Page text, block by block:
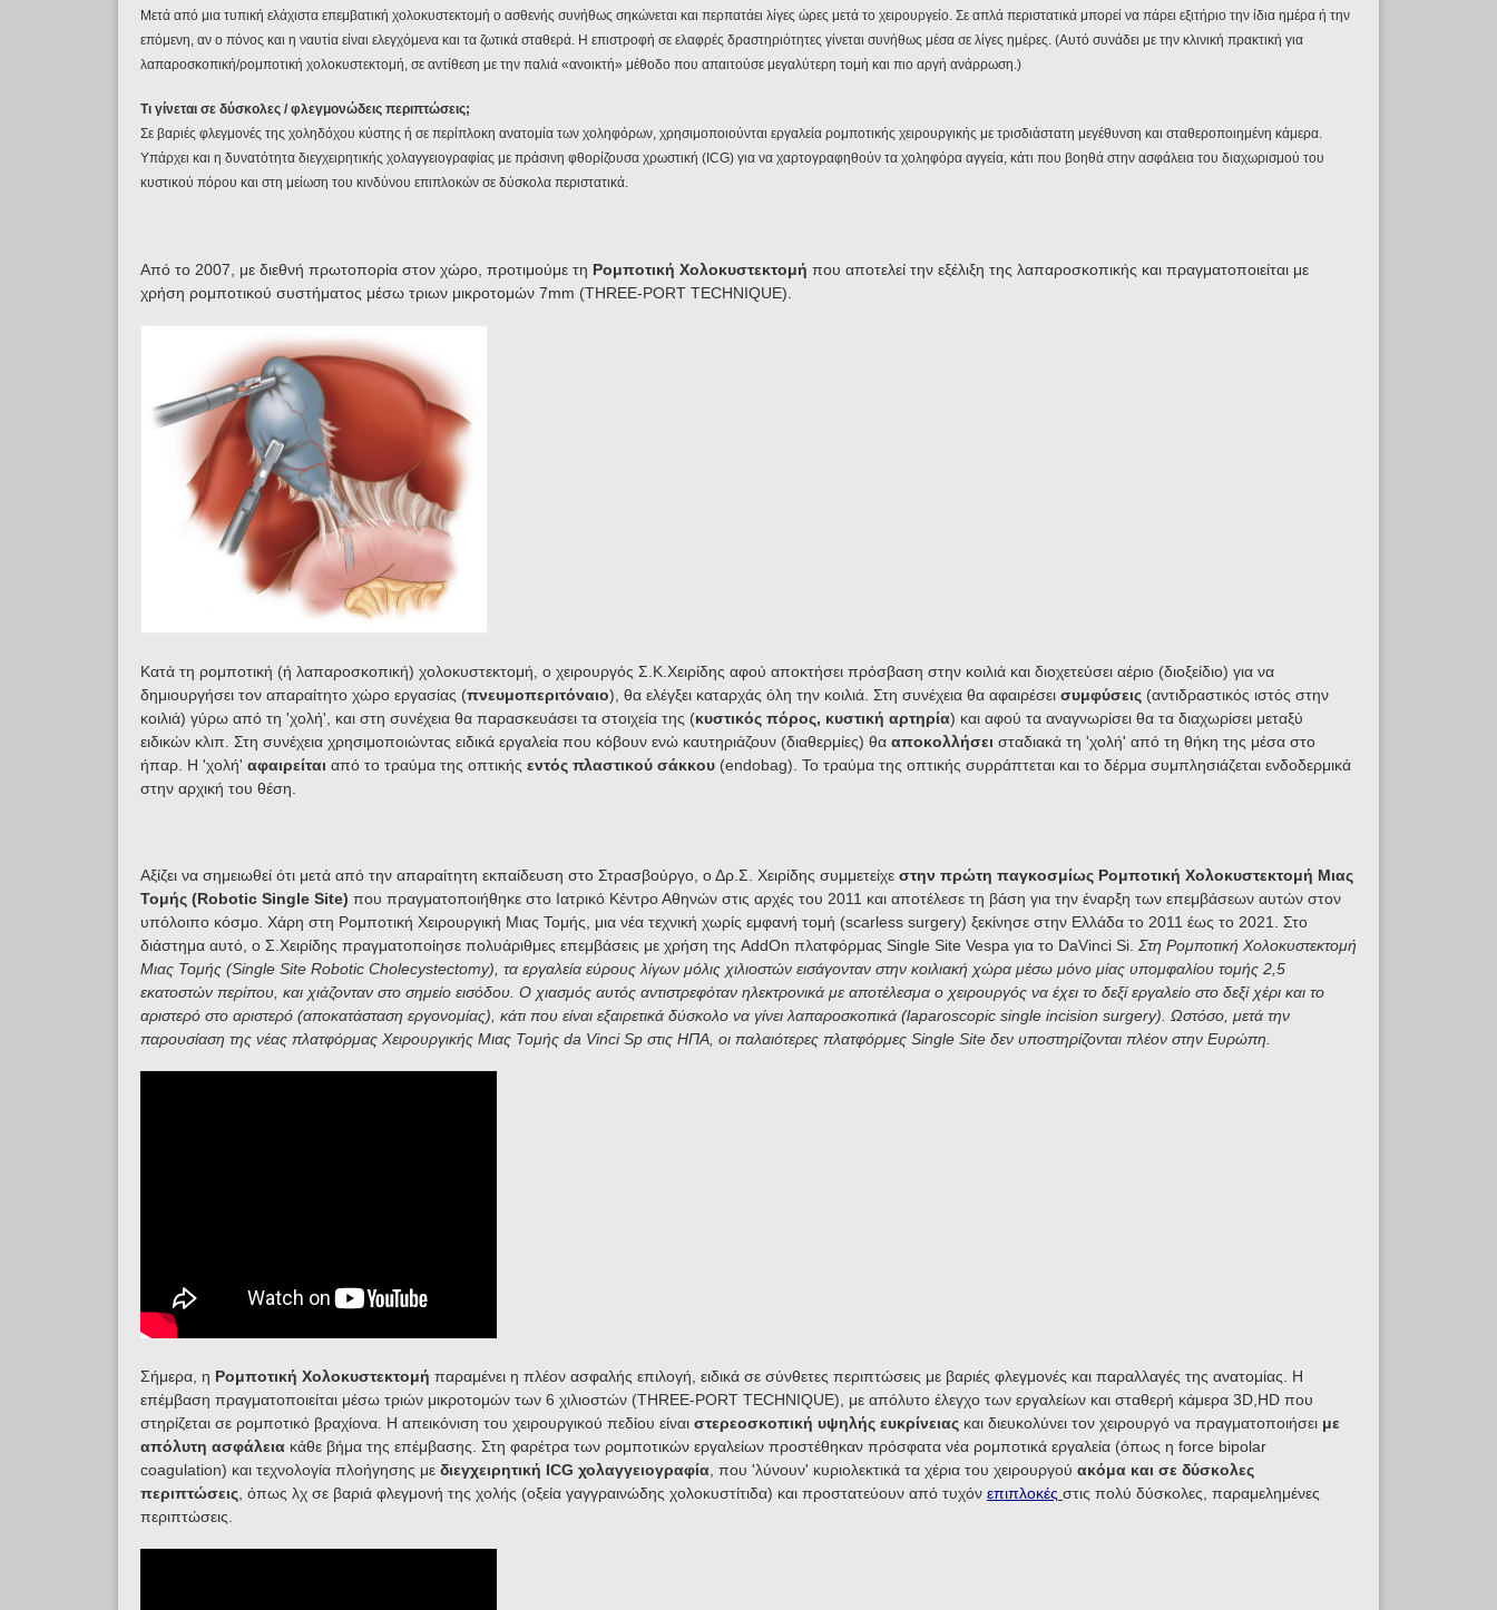
Μετά από μια τυπική ελάχιστα επεμβατική χολοκυστεκτομή ο ασθενής συνήθως σηκώνεται και περπατάει λίγες ώρες μετά το χειρουργείο. Σε απλά περιστατικά μπορεί να πάρει εξιτήριο την ίδια ημέρα ή την
επόμενη, αν ο πόνος και η ναυτία είναι ελεγχόμενα και τα ζωτικά σταθερά. Η επιστροφή σε ελαφρές δραστηριότητες γίνεται συνήθως μέσα σε λίγες ημέρες. (Αυτό συνάδει με την κλινική πρακτική για
λαπαροσκοπική/ρομποτική χολοκυστεκτομή, σε αντίθεση με την παλιά «ανοικτή» μέθοδο που απαιτούσε μεγαλύτερη τομή και πιο αργή ανάρρωση.)
Τι γίνεται σε δύσκολες / φλεγμονώδεις περιπτώσεις;
Σε βαριές φλεγμονές της χοληδόχου κύστης ή σε περίπλοκη ανατομία των χοληφόρων, χρησιμοποιούνται εργαλεία ρομποτικής χειρουργικής με τρισδιάστατη μεγέθυνση και σταθεροποιημένη κάμερα.
Υπάρχει και η δυνατότητα διεγχειρητικής χολαγγειογραφίας με πράσινη φθορίζουσα χρωστική (ICG) για να χαρτογραφηθούν τα χοληφόρα αγγεία, κάτι που βοηθά στην ασφάλεια του διαχωρισμού του
κυστικού πόρου και στη μείωση του κινδύνου επιπλοκών σε δύσκολα περιστατικά.
Από το 2007, με διεθνή πρωτοπορία στον χώρο, προτιμούμε τη Ρομποτική Χολοκυστεκτομή που αποτελεί την εξέλιξη της λαπαροσκοπικής και πραγματοποιείται με
χρήση ρομποτικού συστήματος μέσω τριων μικροτομών 7mm (THREE-PORT TECHNIQUE).
Κατά τη ρομποτική (ή λαπαροσκοπική) χολοκυστεκτομή, ο χειρουργός Σ.Κ.Χειρίδης αφού αποκτήσει πρόσβαση στην κοιλιά και διοχετεύσει αέριο (διοξείδιο) για να
δημιουργήσει τον απαραίτητο χώρο εργασίας (πνευμοπεριτόναιο), θα ελέγξει καταρχάς όλη την κοιλιά. Στη συνέχεια θα αφαιρέσει συμφύσεις(αντιδραστικός ιστός στην
κοιλιά) γύρω από τη 'χολή', και στη συνέχεια θα παρασκευάσει τα στοιχεία της (κυστικός πόρος, κυστική αρτηρία) και αφού τα αναγνωρίσει θα τα διαχωρίσει μεταξύ
ειδικών κλιπ. Στη συνέχεια χρησιμοποιώντας ειδικά εργαλεία που κόβουν ενώ καυτηριάζουν (διαθερμίες) θα αποκολλήσει σταδιακά τη 'χολή' από τη θήκη της μέσα στο
ήπαρ. Η 'χολή' αφαιρείται από το τραύμα της οπτικής εντός πλαστικού σάκκου (endobag). Το τραύμα της οπτικής συρράπτεται και το δέρμα συμπλησιάζεται ενδοδερμικά
στην αρχική του θέση.
Αξίζει να σημειωθεί ότι μετά από την απαραίτητη εκπαίδευση στο Στρασβούργο, ο Δρ.Σ. Χειρίδης συμμετείχε στην πρώτη παγκοσμίως Ρομποτική Χολοκυστεκτομή Μιας
Τομής (Robotic Single Site) που πραγματοποιήθηκε στο Ιατρικό Κέντρο Αθηνών στις αρχές του 2011 και αποτέλεσε τη βάση για την έναρξη των επεμβάσεων αυτών στον
υπόλοιπο κόσμο. Χάρη στη Ρομποτική Χειρουργική Μιας Τομής, μια νέα τεχνική χωρίς εμφανή τομή (scarless surgery) ξεκίνησε στην Ελλάδα το 2011 έως το 2021. Στο
διάστημα αυτό, ο Σ.Χειρίδης πραγματοποίησε πολυάριθμες επεμβάσεις με χρήση της AddOn πλατφόρμας Single Site Vespa για το DaVinci Si. Στη Ρομποτική Χολοκυστεκτομή
Μιας Τομής (Single Site Robotic Cholecystectomy), τα εργαλεία εύρους λίγων μόλις χιλιοστών εισάγονταν στην κοιλιακή χώρα μέσω μόνο μίας υπομφαλίου τομής 2,5
εκατοστών περίπου, και χιάζονταν στο σημείο εισόδου. Ο χιασμός αυτός αντιστρεφόταν ηλεκτρονικά με αποτέλεσμα ο χειρουργός να έχει το δεξί εργαλείο στο δεξί χέρι και το
αριστερό στο αριστερό (αποκατάσταση εργονομίας), κάτι που είναι εξαιρετικά δύσκολο να γίνει λαπαροσκοπικά (laparoscopic single incision surgery). Ωστόσο, μετά την
παρουσίαση της νέας πλατφόρμας Χειρουργικής Μιας Τομής da Vinci Sp στις ΗΠΑ, οι παλαιότερες πλατφόρμες Single Site δεν υποστηρίζονται πλέον στην Ευρώπη.
Σήμερα, η Ρομποτική Χολοκυστεκτομή παραμένει η πλέον ασφαλής επιλογή, ειδικά σε σύνθετες περιπτώσεις με βαριές φλεγμονές και παραλλαγές της ανατομίας. Η
επέμβαση πραγματοποιείται μέσω τριών μικροτομών των 6 χιλιοστών (THREE-PORT TECHNIQUE), με απόλυτο έλεγχο των εργαλείων και σταθερή κάμερα 3D,HD που
στηρίζεται σε ρομποτικό βραχίονα. Η απεικόνιση του χειρουργικού πεδίου είναι στερεοσκοπική υψηλής ευκρίνειαςκαι διευκολύνει τον χειρουργό να πραγματοποιήσει με
απόλυτη ασφάλειακάθε βήμα της επέμβασης. Στη φαρέτρα των ρομποτικών εργαλείων προστέθηκαν πρόσφατα νέα ρομποτικά εργαλεία (όπως η force bipolar
coagulation) και τεχνολογία πλοήγησης με διεγχειρητική ICG χολαγγειογραφία, που 'λύνουν' κυριολεκτικά τα χέρια του χειρουργού ακόμα και σε δύσκολες
περιπτώσεις, όπως λχ σε βαριά φλεγμονή της χολής (οξεία γαγγραινώδης χολοκυστίτιδα) και προστατεύουν από τυχόν επιπλοκές στις πολύ δύσκολες, παραμελημένες
περιπτώσεις.